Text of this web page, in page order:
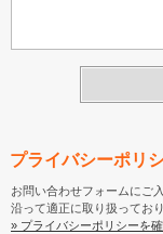
プライバシーポリ
お問い合わせフォームにご
沿って適正に取り扱っており
» プライバシーポリシーを